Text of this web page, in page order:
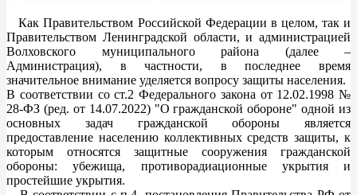
Как Правительством Российской Федерации в целом, так и
Правительством Ленинградской области, и администрацией
Волховского муниципального района (далее –
Администрация), в частности, в последнее время
значительное внимание уделяется вопросу защиты населения.
В соответствии со ст.2 Федерального закона от 12.02.1998 №
28-ФЗ (ред. от 14.07.2022) "О гражданской обороне" одной из
основных задач гражданской обороны является
предоставление населению коллективных средств защиты, к
которым относятся защитные сооружения гражданской
обороны: убежища, противорадиационные укрытия и
простейшие укрытия.